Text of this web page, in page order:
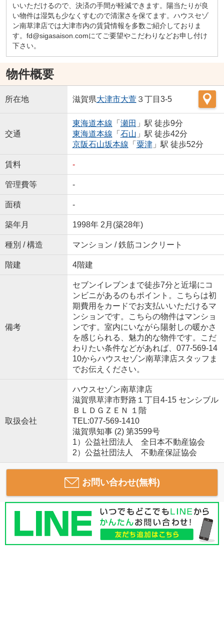
いいただけるので、決済の手間が軽減できます。陽当たりが良
い物件は湿気も少なくすむので清潔さを保てます。ハウスセゾ
ン南草津店では大津市内の賃貸情報を多数ご紹介しておりま
す。fd@sigasaison.comにてご要望やこだわりなどお申し付け
下さい。
物件概要
所在地 滋賀県大津市大萱３丁目3-5
交通
東海道本線 「 瀬田 」駅 徒歩9分
東海道本線 「 石山 」駅 徒歩42分
京阪石山坂本線 「 粟津」駅 徒歩52分
賃料 -
管理費等 -
面積 -
築年月 1998年 2月(築28年)
種別 / 構造 マンション / 鉄筋コンクリート
階建 4階建
備考
セブンイレブンまで徒歩7分と近場にコ
ンビニがあるのもポイント。こちらは初
期費用をカードでお支払いいただけるマ
ンションです。こちらの物件はマンショ
ンです。室内にいながら陽射しの暖かさ
を感じられる、魅力的な物件です。こだ
わりたい条件などがあれば、077-569-14
10からハウスセゾン南草津店スタッフま
でお伝えください。
取扱会社
ハウスセゾン南草津店
滋賀県草津市野路１丁目4-15 センシブル
ＢＬＤＧＺＥＮ １階
TEL:077-569-1410
滋賀県知事 (2) 第3599号
1）公益社団法人 全日本不動産協会
2）公益社団法人 不動産保証協会
お問い合わせ(無料)